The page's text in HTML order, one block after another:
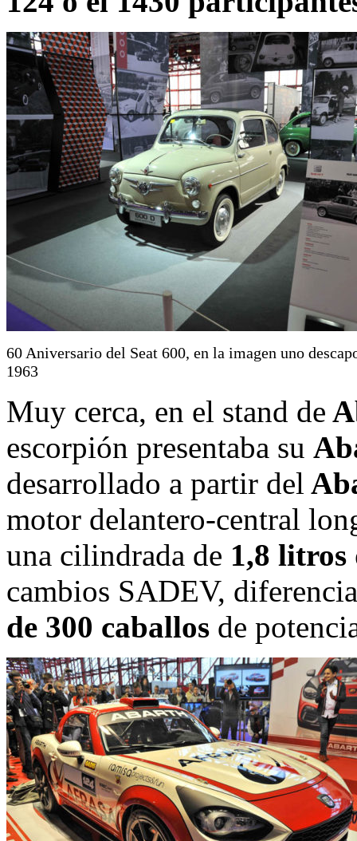
60 Aniversario del Seat 600, en la imagen uno
1963
Muy cerca, en el stand de
escorpión presentaba su
desarrollado a partir del
motor delantero-central
una cilindrada de 1,8 litros
cambios SADEV,
de 300 caballos de